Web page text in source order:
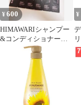
¥600
HIMAWARIシャンプー
&コンディショナー
Mooekissリップクレン
¥